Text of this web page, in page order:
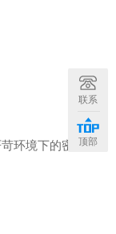
环境下的密封。
联系
顶部